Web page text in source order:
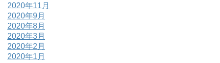
2020年11月
2020年9月
2020年8月
2020年3月
2020年2月
2020年1月